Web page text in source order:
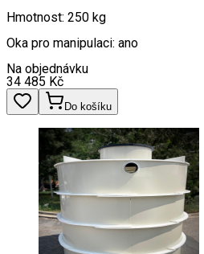
Hmotnost: 250 kg
Oka pro manipulaci: ano
Na objednávku
34 485 Kč
Do košíku